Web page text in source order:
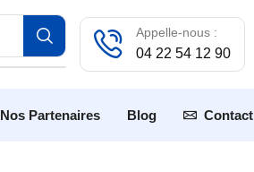
Appelle-nous :
04 22 54 12 90
Nos Partenaires Blog Contact